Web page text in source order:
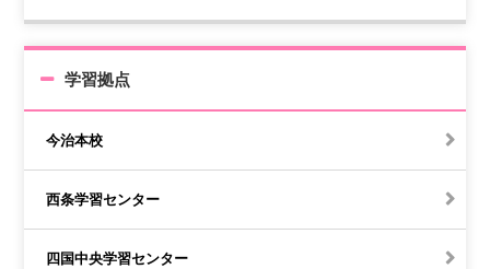
学習拠点
今治本校
西条学習センター
四国中央学習センター